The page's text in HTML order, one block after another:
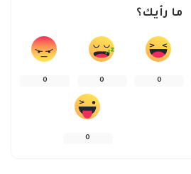
ما رأيك؟
0
0
0
0